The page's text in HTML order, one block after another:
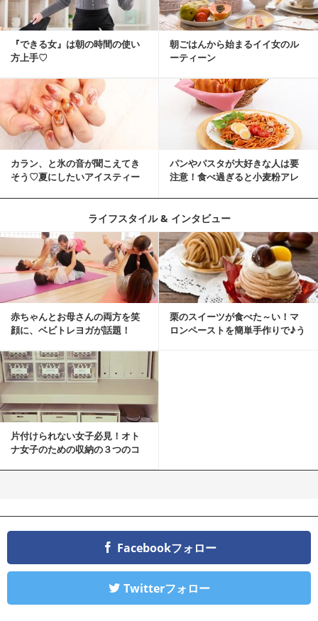
『できる女』は朝の時間の使い
方上手♡
朝ごはんから始まるイイ女のル
ーティーン
カラン、と氷の音が聞こえてき
そう♡夏にしたいアイスティー
パンやパスタが大好きな人は要
注意！食べ過ぎると小麦粉アレ
ライフスタイル & インタビュー
赤ちゃんとお母さんの両方を笑
顔に、ベビトレヨガが話題！
栗のスイーツが食べた～い！マ
ロンペーストを簡単手作りで♪う
片付けられない女子必見！オト
ナ女子のための収納の３つのコ
Facebookフォロー
Twitterフォロー